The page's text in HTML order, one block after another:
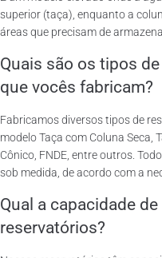
superior (taça), enquanto a
áreas que precisam de
Quais são os tipos
que vocês fabricam?
Fabricamos diversos tipos de
modelo Taça com Coluna Seca,
Cônico, FNDE, entre outros.
sob medida, de acordo com a
Qual a capacidade
reservatórios?